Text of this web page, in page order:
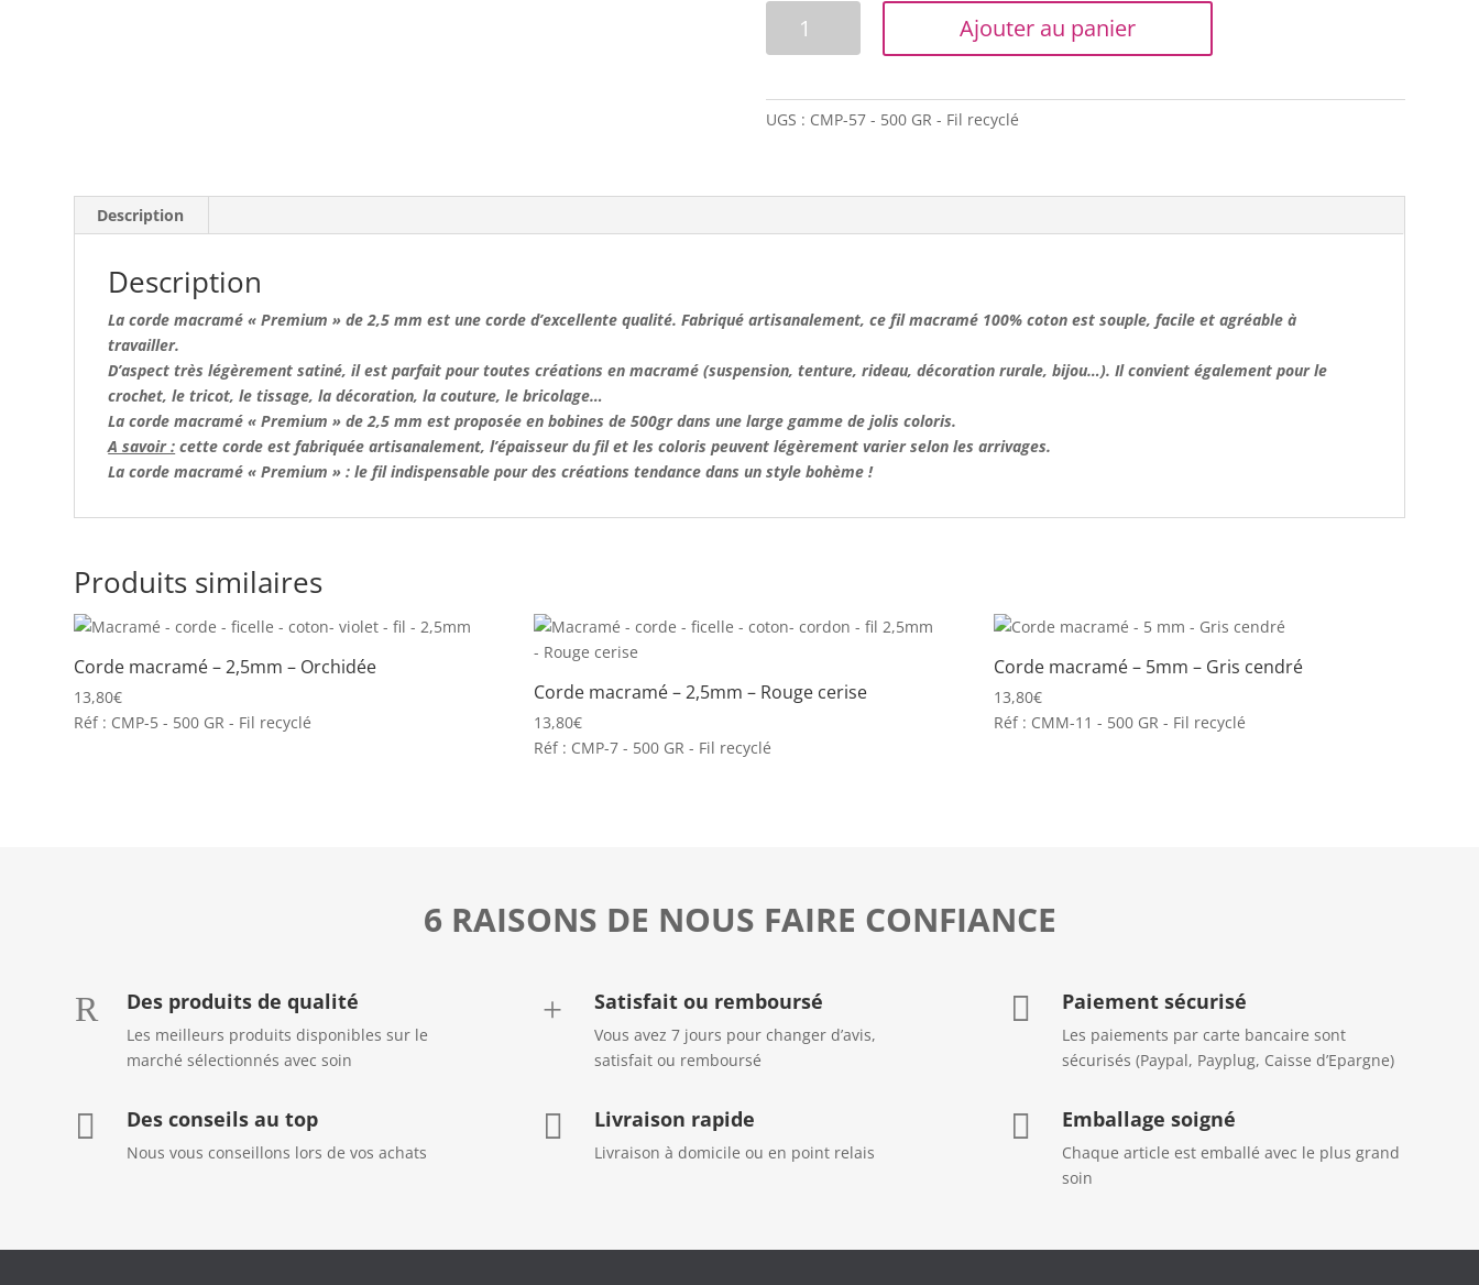
-
Ajouter au panier
UGS : CMP-57 - 500 GR - Fil recyclé
Description
Description
La corde macramé « Premium » de 2,5 mm est une corde d’excellente qualité. Fabriqué artisanalement,ce fil macramé 100% coton est souple, facile et agréable à
travailler.
D’aspect très légèrement satiné, il est parfait pour toutes créations enmacramé (suspension, tenture, rideau, décoration rurale, bijou…). Il convient également pour le
crochet, le tricot, le tissage, la décoration, la couture, le bricolage…
La corde macramé « Premium » de 2,5 mm est proposée en bobines de 500gr dans une large gamme de jolis coloris.
A savoir : cette corde est fabriquée artisanalement, l’épaisseur du fil et les coloris peuvent légèrement varier selon les arrivages.
Lacorde macramé « Premium » : le fil indispensable pour des créations tendance dans un style bohème !
Produits similaires
Corde macramé – 2,5mm – Orchidée
13,80€
Réf : CMP-5 - 500 GR - Fil recyclé
Corde macramé – 2,5mm – Rouge cerise
13,80€
Réf : CMP-7 - 500 GR - Fil recyclé
Corde macramé – 5mm – Gris cendré
13,80€
Réf : CMM-11 - 500 GR - Fil recyclé
6 RAISONS DE NOUS FAIRE CONFIANCE
R Des produits de qualité
Les meilleurs produits disponibles sur le
marché sélectionnés avec soin
 Des conseils au top
Nous vous conseillons lors de vos achats
+ Satisfait ou remboursé
Vous avez 7 jours pour changer d’avis,
satisfait ou remboursé
 Livraison rapide
Livraison à domicile ou en point relais
 Paiement sécurisé
Les paiements par carte bancaire sont
sécurisés (Paypal, Payplug, Caisse d’Epargne)
 Emballage soigné
Chaque article est emballé avec le plus grand
soin